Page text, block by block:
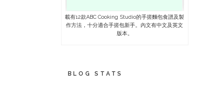
載有12款ABC Cooking Studio的手搓麵包食譜及製
作方法，十分適合手搓包新手。內文有中文及英文
版本。
BLOG STATS